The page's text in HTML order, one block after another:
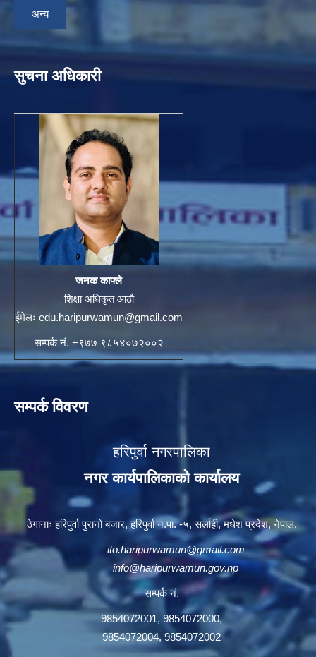
अन्य
सुचना अधिकारी
जनक काफ्ले
शिक्षा अधिकृत आठौ
ईमेलः edu.haripurwamun@gmail.com
सम्पर्क नं. +९७७ ९८५४०७२००२
सम्पर्क विवरण
हरिपुर्वा नगरपालिका
नगर कार्यपालिकाको कार्यालय
ठेगानाः हरिपुर्वा पुरानो बजार, हरिपुर्वा न.पा. -५, सर्लाही, मधेश प्रदेश, नेपाल,
ito.haripurwamun@gmail.com
info@haripurwamun.gov.np
सम्पर्क नं.
9854072001, 9854072000,
9854072004, 9854072002